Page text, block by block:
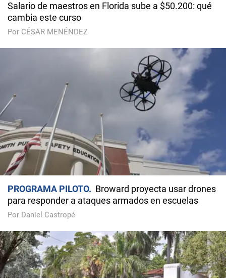
Salario de maestros en Florida sube a $50.200: qué
cambia este curso
Por CÉSAR MENÉNDEZ
PROGRAMA PILOTO
Broward proyecta usar drones
para responder a ataques armados en escuelas
Por Daniel Castropé